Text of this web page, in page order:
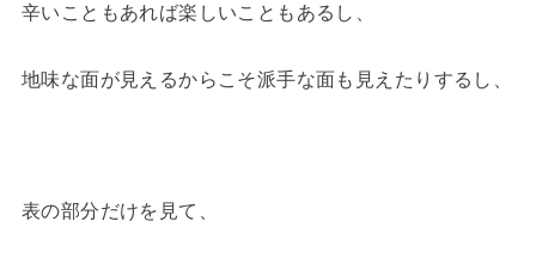
辛いこともあれば楽しいこともあるし、
地味な面が見えるからこそ派手な面も見えたりするし、
表の部分だけを見て、